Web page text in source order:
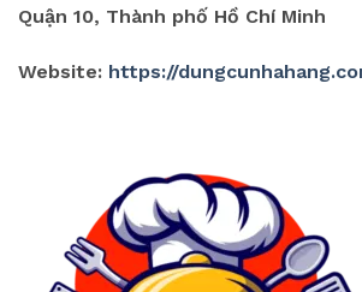
Quận 10, Thành phố Hồ Chí Minh
Website: https://